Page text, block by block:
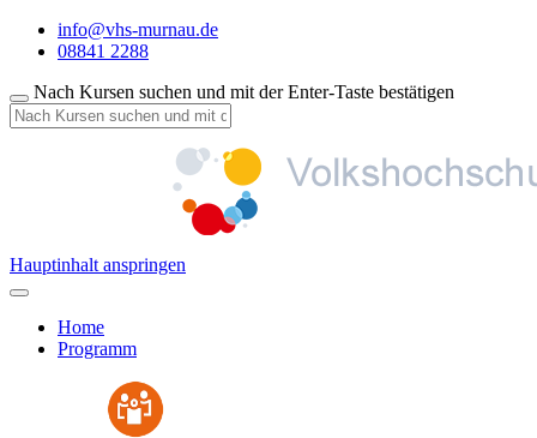
info@vhs-murnau.de
08841 2288
Nach Kursen suchen und mit der Enter-Taste bestätigen
Hauptinhalt anspringen
Home
Programm